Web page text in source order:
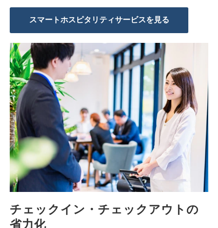
スマートホスピタリティサービスを見る
チェックイン・チェックアウトの
省力化